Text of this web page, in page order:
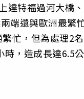
達特福過河大橋、
端還與歐洲最繁
忙，但為處理2名
時，造成長達6.5公